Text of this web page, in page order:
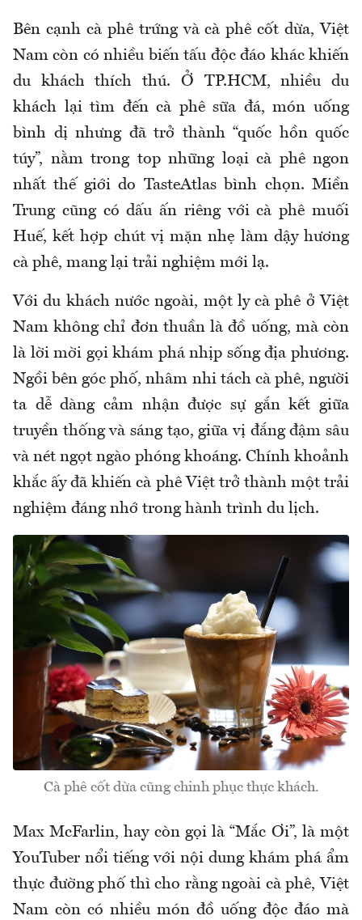
Bên cạnh cà phê trứng và cà phê cốt dừa, Việt
Nam còn có nhiều biến tấu độc đáo khác khiến
du khách thích thú. Ở TP.HCM, nhiều du
khách lại tìm đến cà phê sữa đá, món uống
bình dị nhưng đã trở thành “quốc hồn quốc
túy”, nằm trong top những loại cà phê ngon
nhất thế giới do TasteAtlas bình chọn. Miền
Trung cũng có dấu ấn riêng với cà phê muối
Huế, kết hợp chút vị mặn nhẹ làm dậy hương
cà phê, mang lại trải nghiệm mới lạ.
Với du khách nước ngoài, một ly cà phê ở Việt
Nam không chỉ đơn thuần là đồ uống, mà còn
là lời mời gọi khám phá nhịp sống địa phương.
Ngồi bên góc phố, nhâm nhi tách cà phê, người
ta dễ dàng cảm nhận được sự gắn kết giữa
truyền thống và sáng tạo, giữa vị đắng đậm sâu
và nét ngọt ngào phóng khoáng. Chính khoảnh
khắc ấy đã khiến cà phê Việt trở thành một trải
nghiệm đáng nhớ trong hành trình du lịch.
Cà phê cốt dừa cũng chinh phục thực khách.
Max McFarlin, hay còn gọi là “Mắc Ơi”, là một
YouTuber nổi tiếng với nội dung khám phá ẩm
thực đường phố thì cho rằng ngoài cà phê, Việt
Nam còn có nhiều món đồ uống độc đáo mà